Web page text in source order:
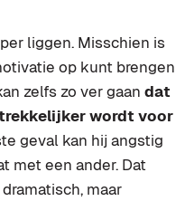
liggen. Misschien is
op kunt brengen
zelfs zo ver gaan dat
wordt voor
geval kan hij angstig
met een ander. Dat
maar